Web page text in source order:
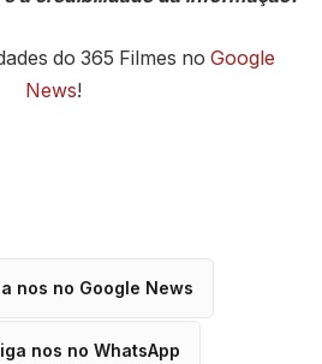
do 365 Filmes no Google
News!
nos no Google News
nos no WhatsApp